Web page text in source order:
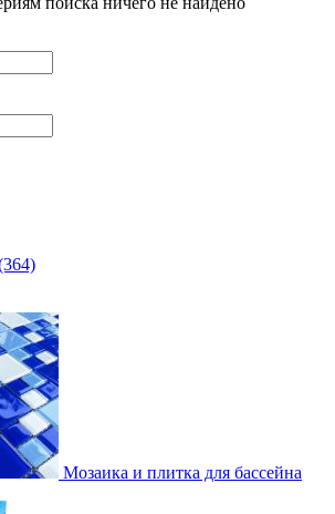
Мозаика и плитка для бассейна